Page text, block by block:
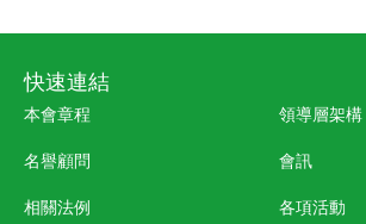
快速連結
本會章程
領導層架構
名譽顧問
會訊
相關法例
各項活動